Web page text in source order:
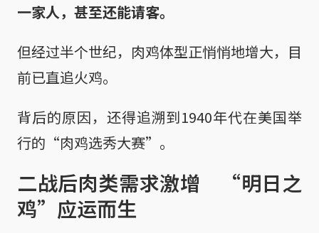
一家人，甚至还能请客。
但经过半个世纪，肉鸡体型正悄悄地增大，目
前已直追火鸡。
背后的原因，还得追溯到1940年代在美国举
行的“肉鸡选秀大赛”。
二战后肉类需求激增 “明日之
鸡”应运而生